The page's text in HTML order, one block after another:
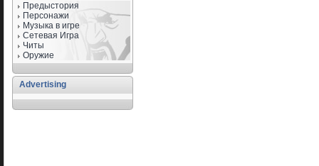
Предыстория
Персонажи
Музыка в игре
Сетевая Игра
Читы
Оружие
Advertising